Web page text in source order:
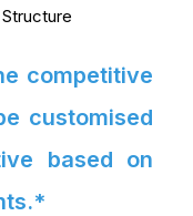
competitive
customised
based on